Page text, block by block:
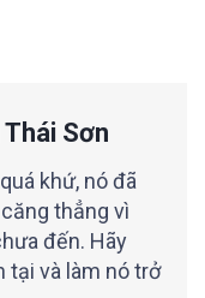
Sơn
khứ, nó đã
thẳng vì
đến. Hãy
tại và làm nó trở